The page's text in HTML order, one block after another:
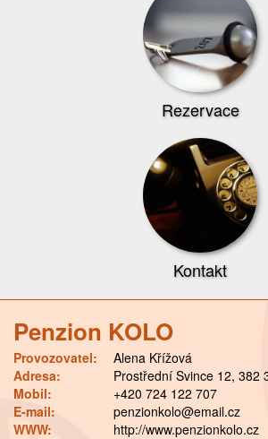
Rezervace
Kontakt
Penzion KOLO
Provozovatel:
Alena Křížová
Adresa:
Prostřední Svince 12, 382
Mobil:
+420 724 122 707
E-mail:
penzionkolo@email.cz
WWW:
http://www.penzionkolo.cz